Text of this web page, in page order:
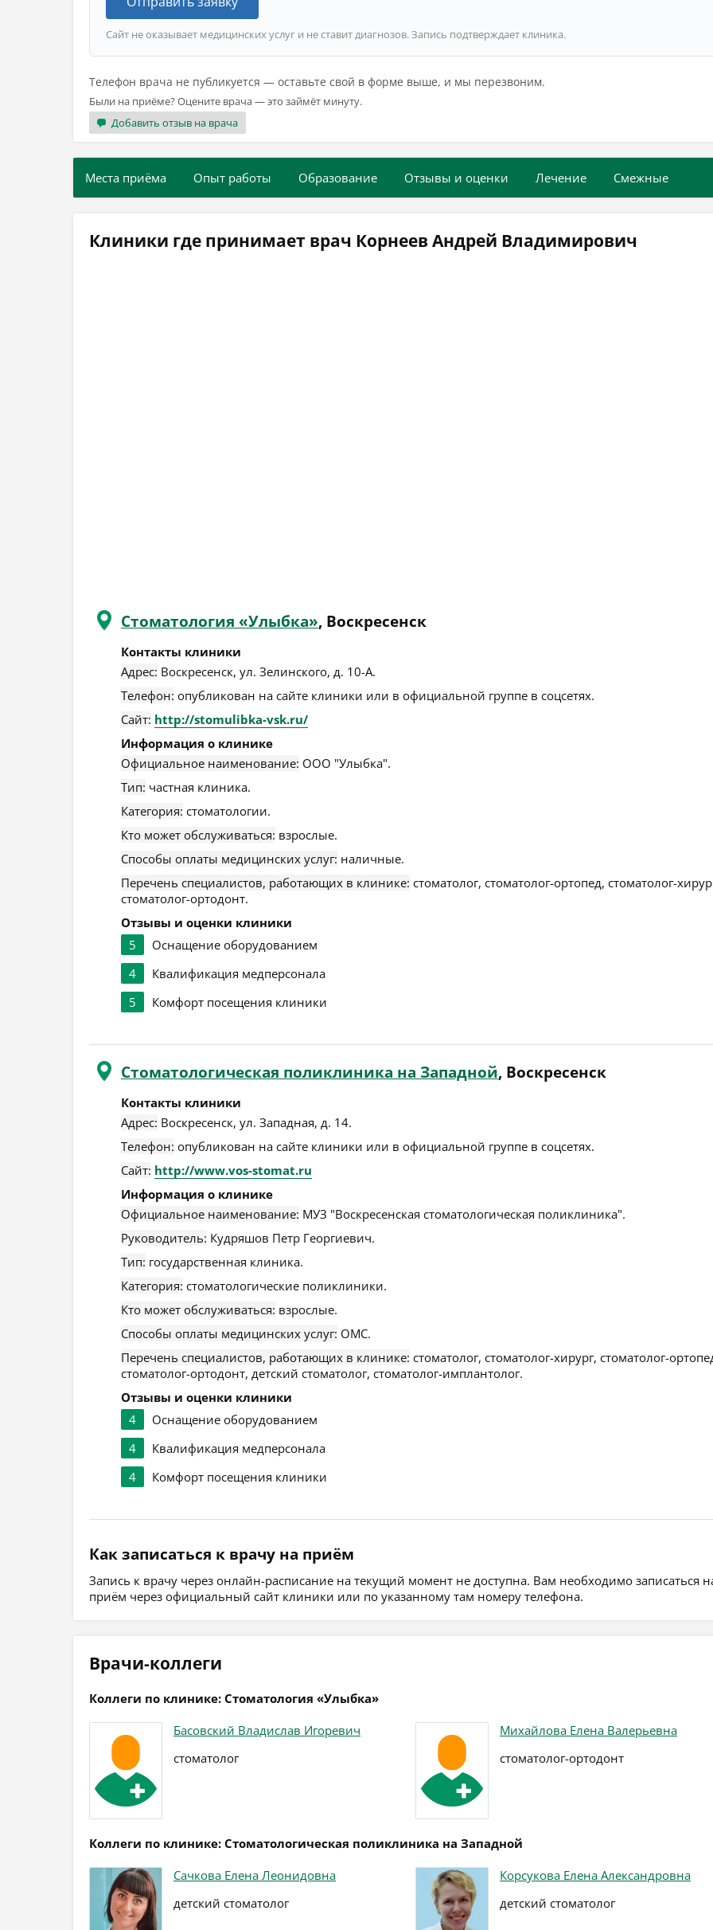
Сайт не оказывает медицинских услуг и не ставит диагнозов. Запись подтверждает клиника.
Телефон врача не публикуется — оставьте свой в форме выше, и мы перезвоним.
Были на приёме? Оцените врача — это займёт минуту.
Добавить отзыв на врача
Места приёма Опыт работы Образование Отзывы и оценки Лечение Смежные
Клиники где принимает врач Корнеев Андрей Владимирович
Стоматология «Улыбка», Воскресенск
Контакты клиники
Адрес: Воскресенск, ул. Зелинского, д. 10-А.
Телефон: опубликован на сайте клиники или в официальной группе в соцсетях.
Сайт: http://stomulibka-vsk.ru/
Информация о клинике
Официальное наименование: ООО "Улыбка".
Тип: частная клиника.
Категория: стоматологии.
Кто может обслуживаться: взрослые.
Способы оплаты медицинских услуг: наличные.
Перечень специалистов, работающих в клинике: стоматолог, стоматолог-ортопед, стоматолог-
стоматолог-ортодонт.
Отзывы и оценки клиники
5
Оснащение оборудованием
4
Квалификация медперсонала
5
Комфорт посещения клиники
Стоматологическая поликлиника на Западной, Воскресенск
Контакты клиники
Адрес: Воскресенск, ул. Западная, д. 14.
Телефон: опубликован на сайте клиники или в официальной группе в соцсетях.
Сайт: http://www.vos-stomat.ru
Информация о клинике
Официальное наименование: МУЗ "Воскресенская стоматологическая поликлиника".
Руководитель: Кудряшов Петр Георгиевич.
Тип: государственная клиника.
Категория: стоматологические поликлиники.
Кто может обслуживаться: взрослые.
Способы оплаты медицинских услуг: ОМС.
Перечень специалистов, работающих в клинике: стоматолог, стоматолог-хирург, стоматолог-
стоматолог-ортодонт, детский стоматолог, стоматолог-имплантолог.
Отзывы и оценки клиники
4
Оснащение оборудованием
4
Квалификация медперсонала
4
Комфорт посещения клиники
Как записаться к врачу на приём
Запись к врачу через онлайн-расписание на текущий момент не доступна. Вам необходимо записаться
приём через официальный сайт клиники или по указанному там номеру телефона.
Врачи-коллеги
Коллеги по клинике: Стоматология «Улыбка»
Басовский Владислав Игоревич
стоматолог
Михайлова Елена Валерьевна
стоматолог-ортодонт
Коллеги по клинике: Стоматологическая поликлиника на Западной
Сачкова Елена Леонидовна
детский стоматолог
Корсукова Елена Александровна
детский стоматолог